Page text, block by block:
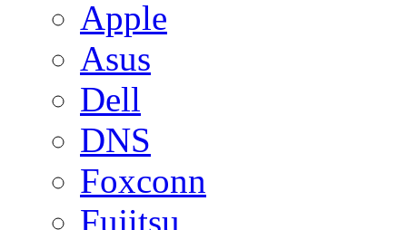
Apple
Asus
Dell
DNS
Foxconn
Fujitsu